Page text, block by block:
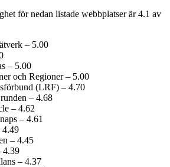
för nedan listade webbplatser är 4.1 av
– 5.00
– 5.00
och Regioner – 5.00
(LRF) – 4.70
– 4.68
– 4.62
– 4.61
– 4.45
4.39
– 4.37